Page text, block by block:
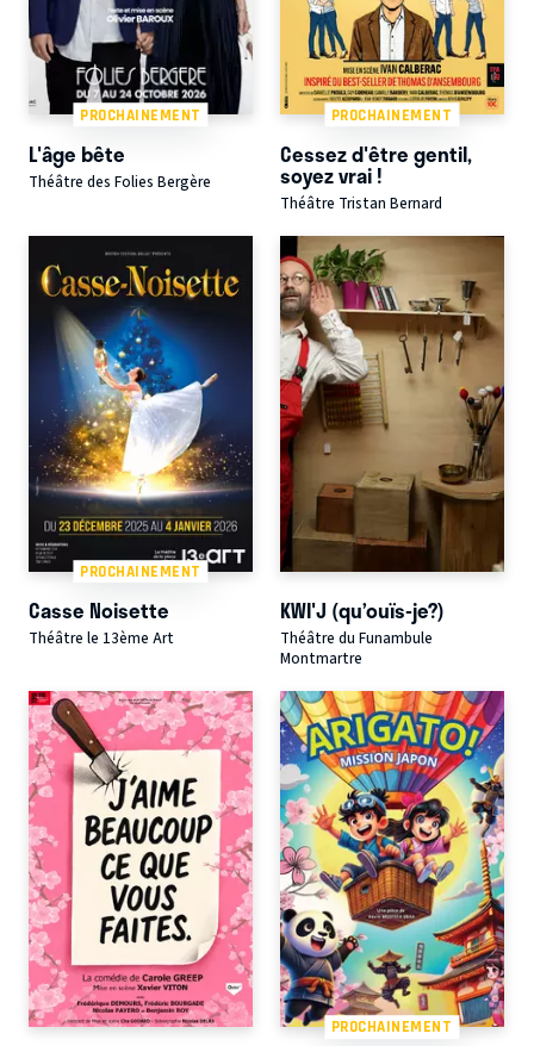
PROCHAINEMENT
L'âge bête
Théâtre des Folies Bergère
PROCHAINEMENT
Cessez d'être gentil,
soyez vrai !
Théâtre Tristan Bernard
PROCHAINEMENT
Casse Noisette
Théâtre le 13ème Art
KWI'J (qu’ouïs-je?)
Théâtre du Funambule
Montmartre
PROCHAINEMENT